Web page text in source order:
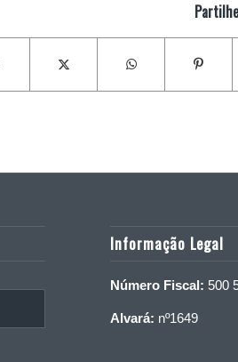
Informação Legal
Número Fiscal: 500
Alvará: nº1649